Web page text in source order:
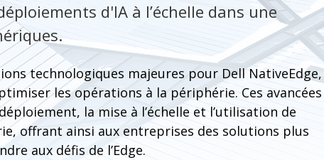
d'IA à l’échelle dans une
technologiques majeures pour Dell NativeEdge,
les opérations à la périphérie. Ces avancées
la mise à l’échelle et l’utilisation de
offrant ainsi aux entreprises des solutions plus
aux défis de l’Edge.